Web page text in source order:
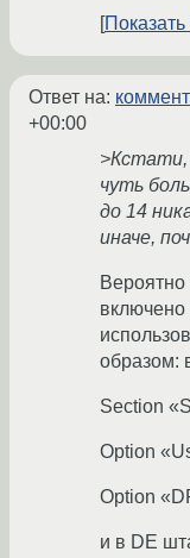
Показать
Ответ на:
+00:00
>Кстати,
чуть
до 14
иначе,
включено
образом:
Section
Option
Option
и в DE